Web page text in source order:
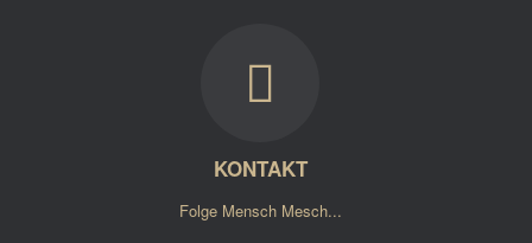
KONTAKT
Folge Mensch Mesch...